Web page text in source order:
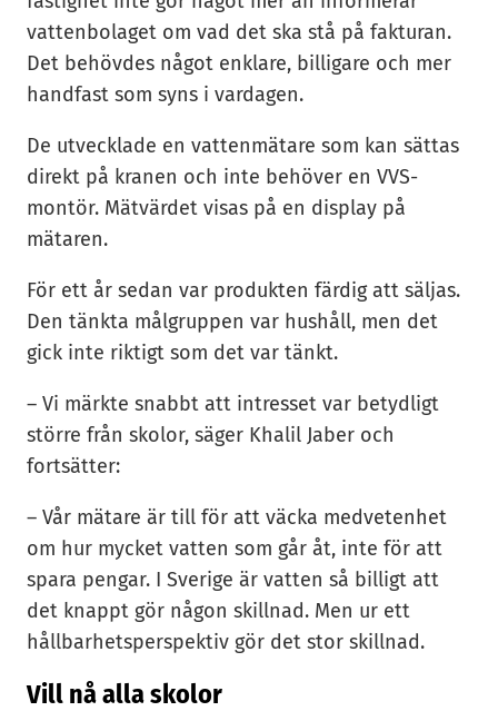
vattenbolaget om vad det ska stå på fakturan.
Det behövdes något enklare, billigare och mer
handfast som syns i vardagen.
De utvecklade en vattenmätare som kan sättas
direkt på kranen och inte behöver en VVS-
montör. Mätvärdet visas på en display på
mätaren.
För ett år sedan var produkten färdig att säljas.
Den tänkta målgruppen var hushåll, men det
gick inte riktigt som det var tänkt.
– Vi märkte snabbt att intresset var betydligt
större från skolor, säger Khalil Jaber och
fortsätter:
– Vår mätare är till för att väcka medvetenhet
om hur mycket vatten som går åt, inte för att
spara pengar. I Sverige är vatten så billigt att
det knappt gör någon skillnad. Men ur ett
hållbarhetsperspektiv gör det stor skillnad.
Vill nå alla skolor